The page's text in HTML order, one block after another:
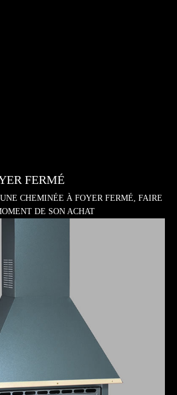
FERMÉ
CHEMINÉE À FOYER FERMÉ, FAIRE
DE SON ACHAT